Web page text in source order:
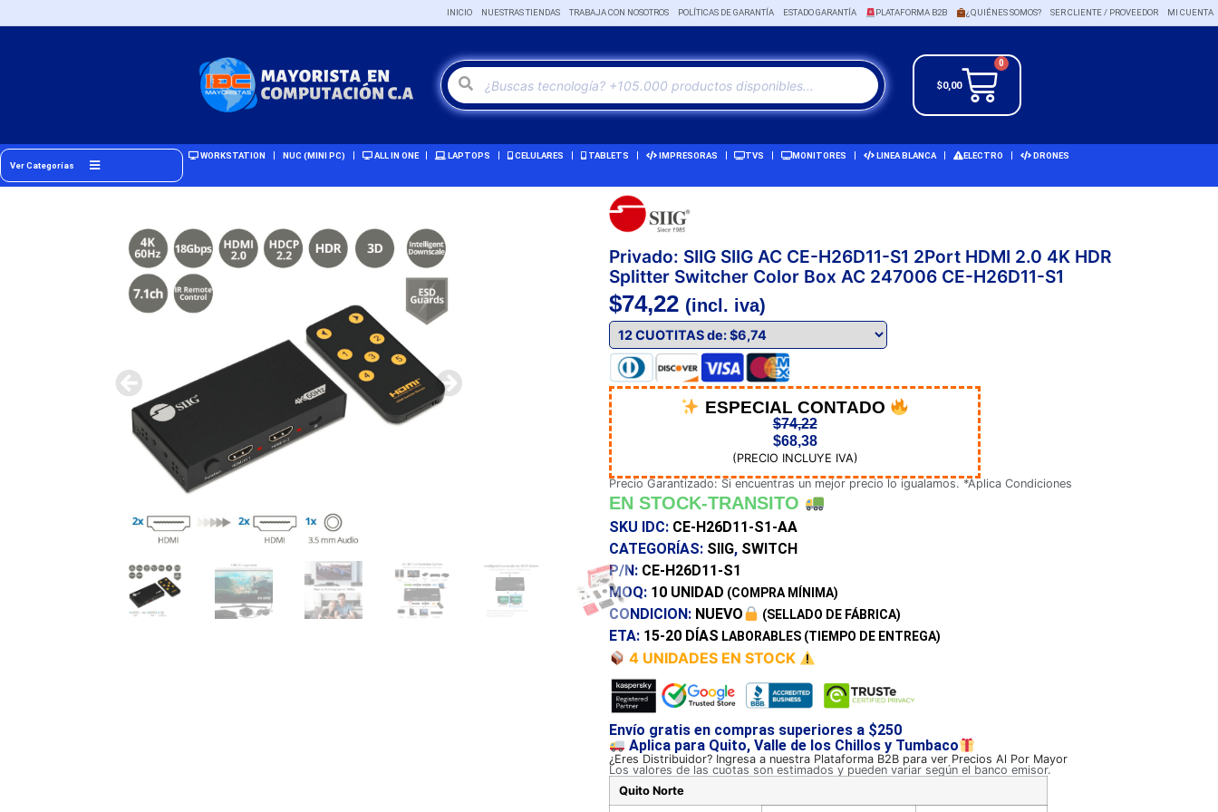
INICIO NUESTRAS TIENDAS TRABAJA CON NOSOTROS POLÍTICAS DE GARANTÍA ESTADO GARANTÍA PLATAFORMA B2B ¿QUIÉNES SOMOS? SER CLIENTE / PROVEEDOR MI CUENTA
$0,00
0
Ver Categorías
WORKSTATION NUC (MINI PC) ALL IN ONE LAPTOPS CELULARES TABLETS IMPRESORAS TVS MONITORES LINEA BLANCA ELECTRO DRONES
Privado: SIIG SIIG AC CE-H26D11-S1 2Port HDMI 2.0 4K HDR
Splitter Switcher Color Box AC 247006 CE-H26D11-S1
$74,22 (incl. iva)
ESPECIAL CONTADO
$74,22
$68,38
(PRECIO INCLUYE IVA)
Precio Garantizado: Si encuentras un mejor precio lo igualamos. *Aplica Condiciones
EN STOCK-TRANSITO
SKU IDC: CE-H26D11-S1-AA
CATEGORÍAS: SIIG, SWITCH
P/N: CE-H26D11-S1
MOQ: 10 UNIDAD (COMPRA MÍNIMA)
CONDICION: NUEVO (SELLADO DE FÁBRICA)
ETA: 15-20 DÍAS LABORABLES (TIEMPO DE ENTREGA)
4 UNIDADES EN STOCK
Envío gratis en compras superiores a $250
Aplica para Quito, Valle de los Chillos y Tumbaco
¿Eres Distribuidor? Ingresa a nuestra Plataforma B2B para ver Precios Al Por Mayor
Los valores de las cuotas son estimados y pueden variar según el banco emisor.
Quito Norte